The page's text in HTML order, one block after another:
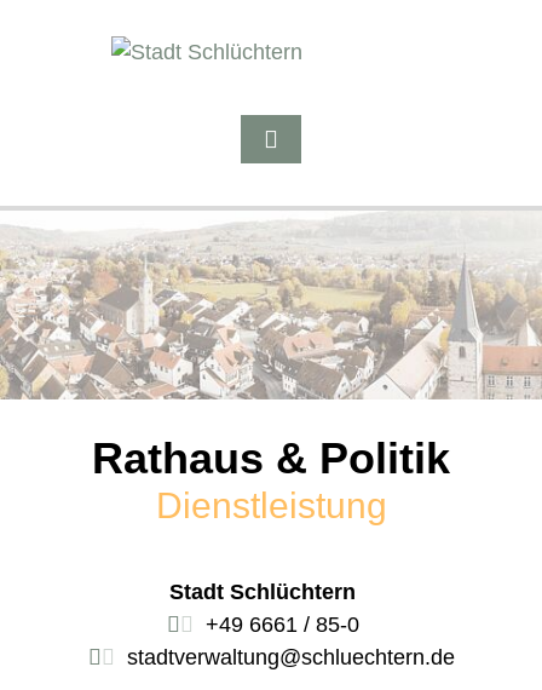
Rathaus & Politik
Dienstleistung
Stadt Schlüchtern
+49 6661 / 85-0
stadtverwaltung@schluechtern.de